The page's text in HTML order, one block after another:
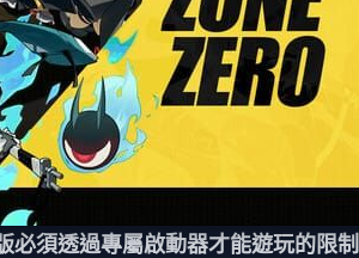
必須透過專屬啟動器才能遊玩的限制